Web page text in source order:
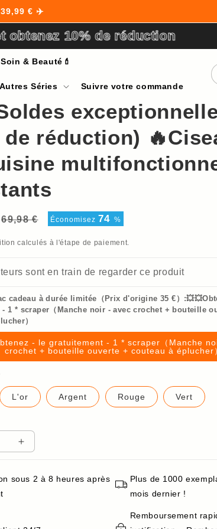
€ ✈️
10% de réduction
& Beauté💄
Autres Séries Suivre votre commande
de réduction)
Prix
69,98 €
Prix
Économisez 74 %
calculés à l'étape de paiement.
sont en train de regarder ce produit
cadeau à durée limitée（Prix d'origine 35 €）
1 * scraper（Manche noir - avec crochet + bouteille
）
- le gratuitement - 1 * scraper（Manche
crochet + bouteille ouverte + couteau à éplucher
L'or Argent Rouge Vert
Augmenter
de
Soldes
sous 2 à 8 heures après
Plus de 1000
mois dernier !
Remboursement